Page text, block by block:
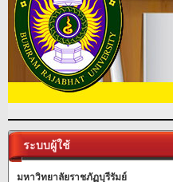
ระบบผู้ใช้
มหาวิทยาลัยราชภัฏบุรีรัมย์